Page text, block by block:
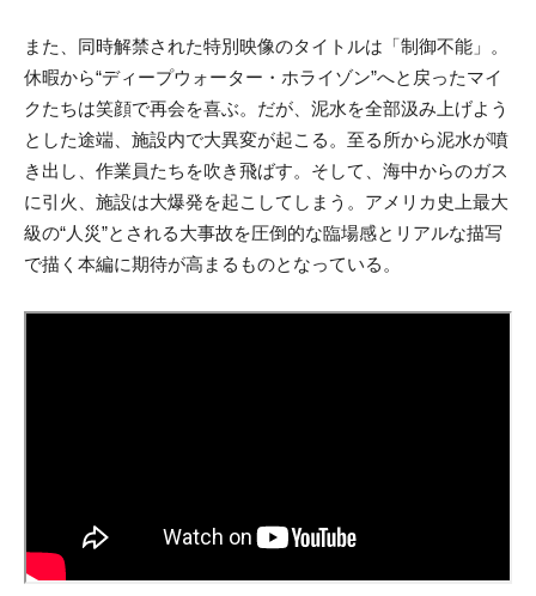
また、同時解禁された特別映像のタイトルは「制御不能」。
休暇から“ディープウォーター・ホライゾン”へと戻ったマイ
クたちは笑顔で再会を喜ぶ。だが、泥水を全部汲み上げよう
とした途端、施設内で大異変が起こる。至る所から泥水が噴
き出し、作業員たちを吹き飛ばす。そして、海中からのガス
に引火、施設は大爆発を起こしてしまう。アメリカ史上最大
級の“人災”とされる大事故を圧倒的な臨場感とリアルな描写
で描く本編に期待が高まるものとなっている。